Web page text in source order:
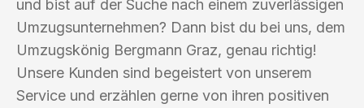
und bist auf der Suche nach einem zuverlässigen
Umzugsunternehmen? Dann bist du bei uns, dem
Umzugskönig Bergmann Graz, genau richtig!
Unsere Kunden sind begeistert von unserem
Service und erzählen gerne von ihren positiven